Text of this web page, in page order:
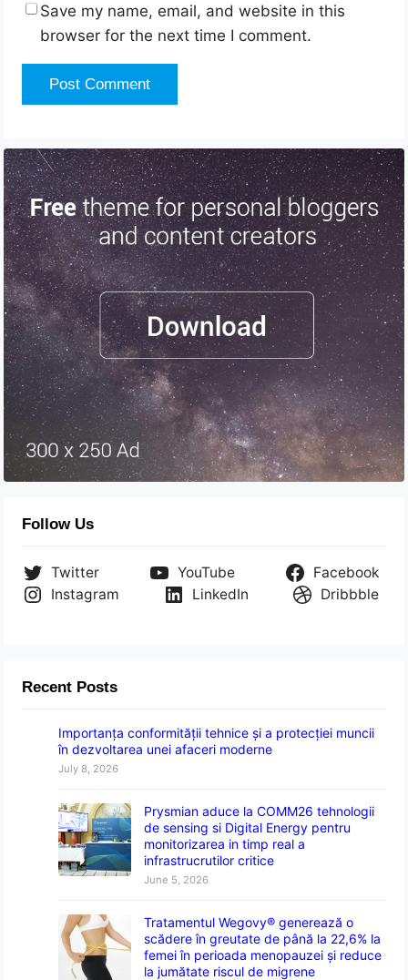
Save my name, email, and website in this
browser for the next time I comment.
Follow Us
Twitter YouTube
Facebook
Instagram
LinkedIn Dribbble
Recent Posts
Importanța conformității tehnice și a protecției muncii
în dezvoltarea unei afaceri moderne
July 8, 2026
Prysmian aduce la COMM26 tehnologii
de sensing si Digital Energy pentru
monitorizarea in timp real a
infrastrucrutilor critice
June 5, 2026
Tratamentul Wegovy® generează o
scădere în greutate de până la 22,6% la
femei în perioada menopauzei și reduce
la jumătate riscul de migrene